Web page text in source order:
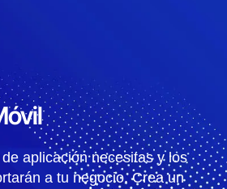
aplicación necesitas y los
a tu negocio. Crea un